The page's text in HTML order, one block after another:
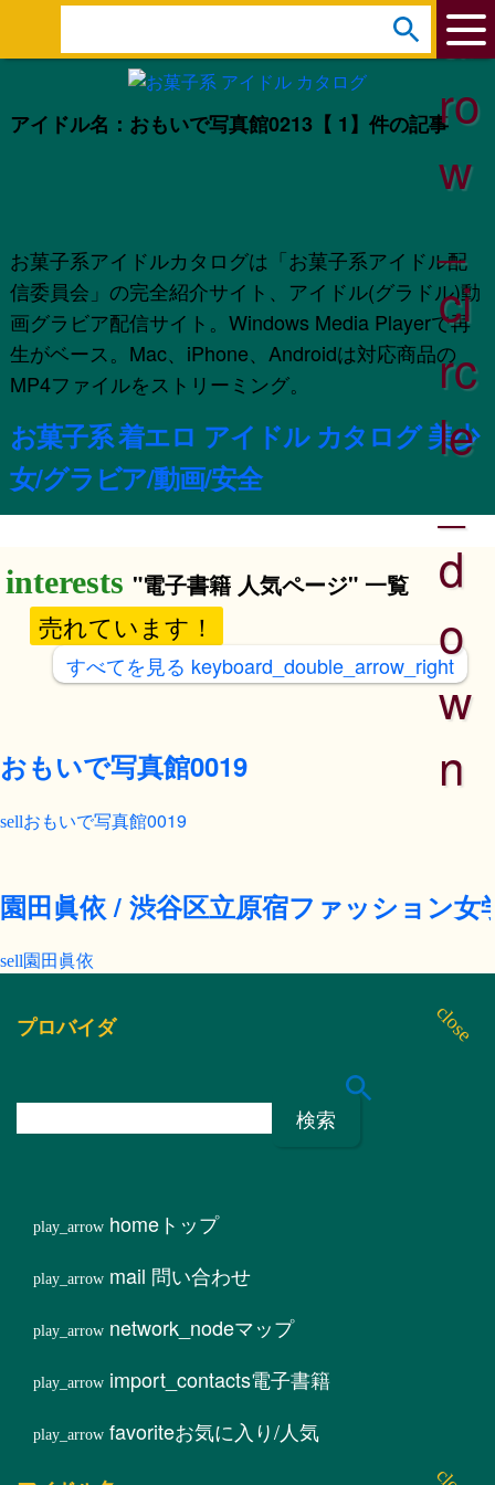
アイドル名：おもいで写真館0213 【 1】件の記事
お菓子系アイドルカタログは「お菓子系アイドル配
信委員会」の完全紹介サイト、アイドル(グラドル)動
画グラビア配信サイト。Windows Media Playerで再
生がベース。Mac、iPhone、Androidは対応商品の
MP4ファイルをストリーミング。
お菓子系 着エロ アイドル カタログ 美少
女/グラビア/動画/安全
e
r
ar
ro
w
_
ci
rc
le
_
d
o
w
n
"電子書籍 人気ページ" 一覧
売れています！
すべてを見る keyboard_double_arrow_right
おもいで写真館0019
おもいで写真館0019
園田眞依 / 渋谷区立原宿ファッション
園田眞依
プロバイダ
home トップ
mail 問い合わせ
network_nodeマップ
import_contacts電子書籍
favoriteお気に入り/人気